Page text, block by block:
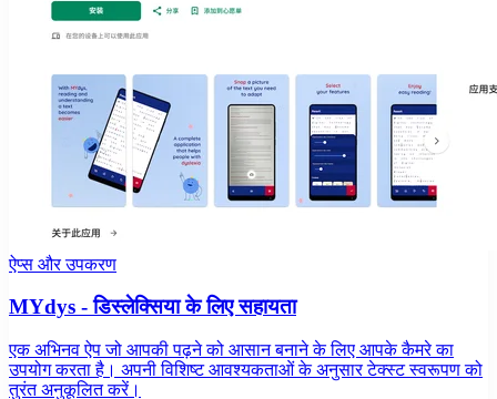
ऐप्स और उपकरण
MYdys - डिस्लेक्सिया के लिए सहायता
एक अभिनव ऐप जो आपकी पढ़ने को आसान बनाने के लिए आपके कैमरे का
उपयोग करता है। अपनी विशिष्ट आवश्यकताओं के अनुसार टेक्स्ट स्वरूपण को
तुरंत अनुकूलित करें।